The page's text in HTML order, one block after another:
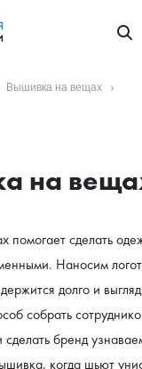
Вышивка на вещах
на
помогает сделать
Наносим
долго и
собрать
сделать бренд
когда шьют